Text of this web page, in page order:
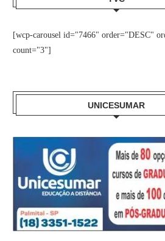
[wcp-carousel id="7466" order="DESC"
count="3"]
UNICESUMAR